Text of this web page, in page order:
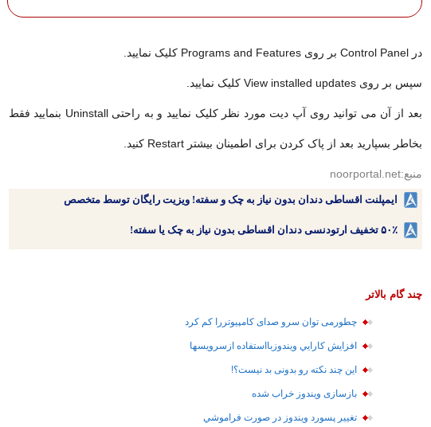
در Control Panel بر روی Programs and Features کلیک نمایید.
سپس بر روی View installed updates کلیک نمایید.
بعد از آن می توانید روی آپ دیت مورد نظر کلیک نمایید و به راحتی Uninstall بنمایید فقط
بخاطر بسپارید بعد از پاک کردن برای اطمینان بیشتر Restart کنید.
منبع:noorportal.net
ایمپلنت اقساطی دندان بدون نیاز به چک و سفته! ویزیت رایگان توسط متخصص
۵۰٪ تخفیف ارتودنسی دندان اقساطی بدون نیاز به چک یا سفته!
چند گام بالاتر
چطورمی توان سرو صدای کامپیوتررا کم کرد
افزايش كارايي ويندوزبااستفاده ازسرويسها
این چند نکته رو بدونی بد نیست؟!
بازسازی ویندوز خراب شده
تغيير پسورد ويندوز در صورت فراموشي